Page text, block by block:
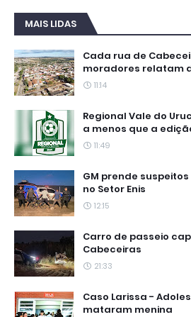
MAIS LIDAS
Cada rua de
moradores relatam
11:14
Regional Vale do
a menos que a
11:49
GM prende
no Setor Enis
12:15
Carro de passeio
Cabeceiras
21:33
Caso Larissa -
mataram menina